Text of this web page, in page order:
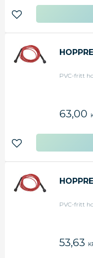
Lägg till i favoriter
PVC-fritt
63,00
Lägg till i favoriter
PVC-fritt
53,63